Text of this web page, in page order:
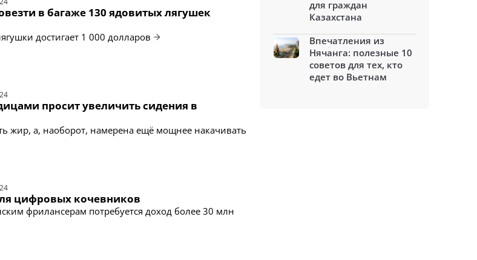
в багаже 130 ядовитых лягушек
достигает 1 000 долларов
просит увеличить сидения в
жир, а, наоборот, намерена ещё мощнее накачивать
цифровых кочевников
фрилансерам потребуется доход более 30 млн
для граждан
Казахстана
Впечатления из
Нячанга: полезные 10
советов для тех, кто
едет во Вьетнам